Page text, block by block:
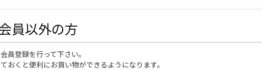
員以外の方
員登録を行って下さい。
おくと便利にお買い物ができるようになります。